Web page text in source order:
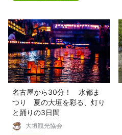
名古屋から30分！ 水都ま
つり 夏の大垣を彩る、灯り
と踊りの3日間
大垣観光協会